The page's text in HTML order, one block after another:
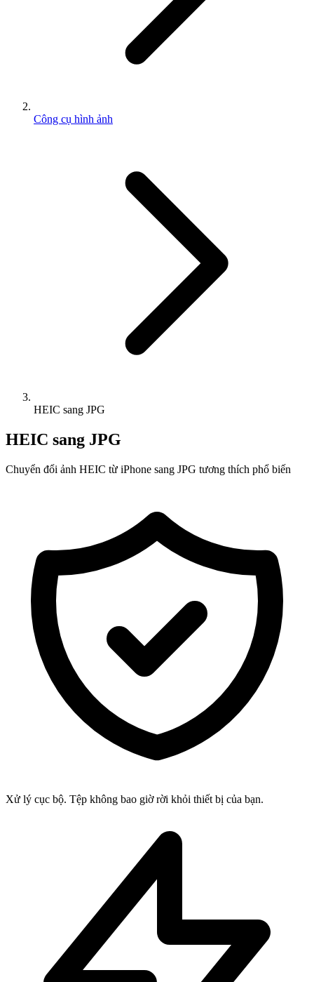
Công cụ hình ảnh
HEIC sang JPG
HEIC sang JPG
Chuyển đổi ảnh HEIC từ iPhone sang JPG tương thích phổ biến
Xử lý cục bộ. Tệp không bao giờ rời khỏi thiết bị của bạn.